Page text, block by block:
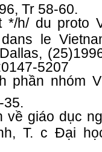
Tr 58-60.
*/h/ du proto
le
5207
phần nhóm
về giáo dục
T. c Đại